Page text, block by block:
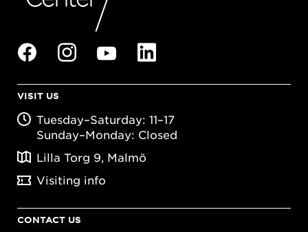
VISIT US
Tuesday–Saturday: 11–17
Sunday–Monday: Closed
Lilla Torg 9, Malmö
Visiting info
CONTACT US